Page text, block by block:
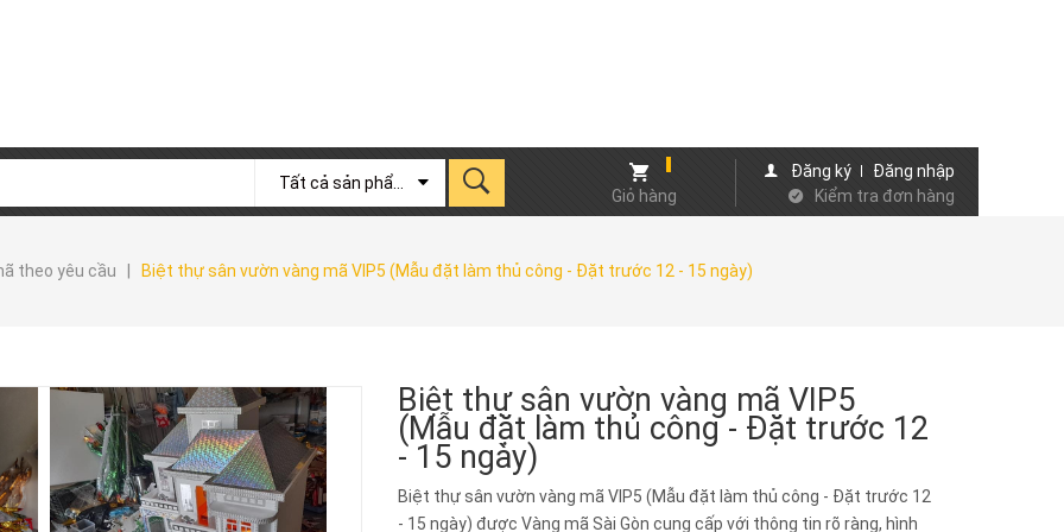
Giỏ hàng
Đăng ký
Đăng nhập
Kiểm tra đơn hàng
theo yêu cầu Biệt thự sân vườn vàng mã VIP5 (Mẫu đặt làm thủ công - Đặt trước 12 - 15 ngày)
Biệt thự sân vườn vàng mã VIP5
(Mẫu đặt làm thủ công - Đặt trước 12
- 15 ngày)
Biệt thự sân vườn vàng mã VIP5 (Mẫu đặt làm thủ công - Đặt trước 12
- 15 ngày) được Vàng mã Sài Gòn cung cấp với thông tin rõ ràng, hình